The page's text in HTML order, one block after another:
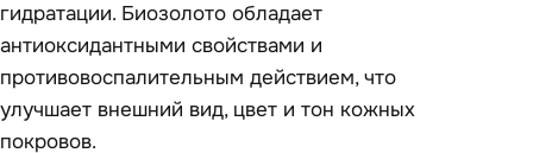
гидратации. Биозолото обладает
антиоксидантными свойствами и
противовоспалительным действием, что
улучшает внешний вид, цвет и тон кожных
покровов.